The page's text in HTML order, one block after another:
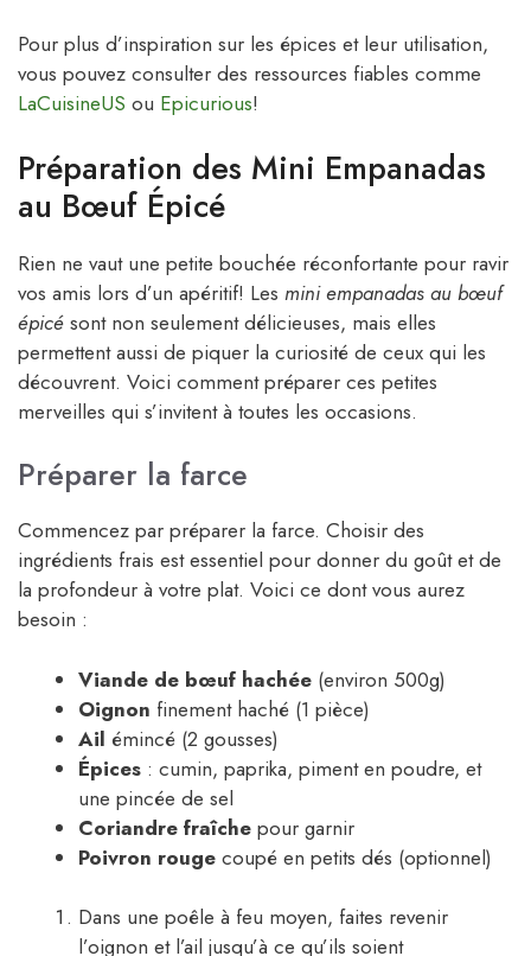
Pour plus d’inspiration sur les épices et leur utilisation,
vous pouvez consulter des ressources fiables comme
LaCuisineUS ou Epicurious!
Préparation des Mini Empanadas
au Bœuf Épicé
Rien ne vaut une petite bouchée réconfortante pour ravir
vos amis lors d’un apéritif! Les mini empanadas au bœuf
épicé sont non seulement délicieuses, mais elles
permettent aussi de piquer la curiosité de ceux qui les
découvrent. Voici comment préparer ces petites
merveilles qui s’invitent à toutes les occasions.
Préparer la farce
Commencez par préparer la farce. Choisir des
ingrédients frais est essentiel pour donner du goût et de
la profondeur à votre plat. Voici ce dont vous aurez
besoin :
Viande de bœuf hachée (environ 500g)
Oignon finement haché (1 pièce)
Ail émincé (2 gousses)
Épices : cumin, paprika, piment en poudre, et
une pincée de sel
Coriandre fraîche pour garnir
Poivron rouge coupé en petits dés (optionnel)
Dans une poêle à feu moyen, faites revenir
l’oignon et l’ail jusqu’à ce qu’ils soient